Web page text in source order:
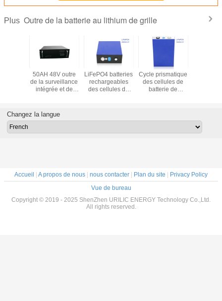
Plus Outre de la batterie au lithium de grille
50AH 48V outre
de la surveillance
intégrée et de
batterie au lithium
de grille
LiFePO4 batteries
rechargeables
des cellules de
électriques
Cycle prismatique
des cellules de
batterie de
électriques ESS
Changez la langue
Accueil | A propos de nous | nous contacter | Plan du site | Privacy Policy
Vue de bureau
Copyright © 2019 - 2025 ShenZhen URILIC ENERGY Technology Co.,Ltd.
All rights reserved.